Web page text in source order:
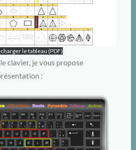
le tableau (PDF)
clavier, je vous propose
: